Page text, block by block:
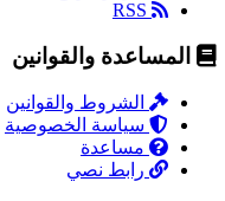
المساعدة والقوانين
الشروط والقوانين
سياسة الخصوصية
مساعدة
رابط نصي